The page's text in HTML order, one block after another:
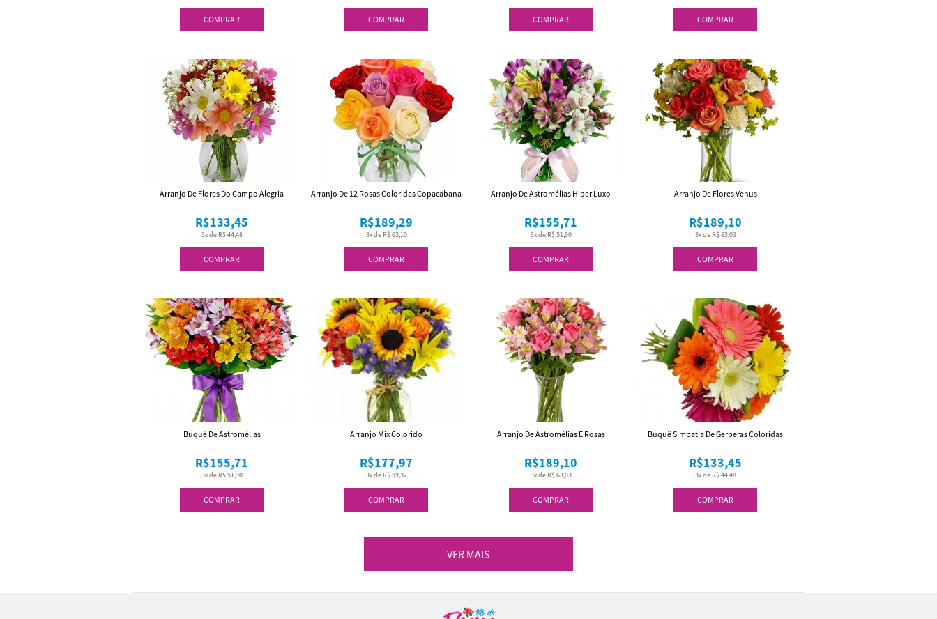
COMPRAR COMPRAR COMPRAR COMPRAR
COMPRAR
3x de R$ 44,48
R$133,45
Arranjo De Flores Do Campo Alegria
COMPRAR
3x de R$ 63,10
R$189,29
Arranjo De 12 Rosas Coloridas Copacabana
COMPRAR
3x de R$ 51,90
R$155,71
Arranjo De Astromélias Hiper Luxo
COMPRAR
3x de R$ 63,03
R$189,10
Arranjo De Flores Venus
COMPRAR
3x de R$ 51,90
R$155,71
Buquê De Astromélias
COMPRAR
3x de R$ 59,32
R$177,97
Arranjo Mix Colorido
COMPRAR
3x de R$ 63,03
R$189,10
Arranjo De Astromélias E Rosas
COMPRAR
3x de R$ 44,48
R$133,45
Buquê Simpatia De Gerberas Coloridas
VER MAIS